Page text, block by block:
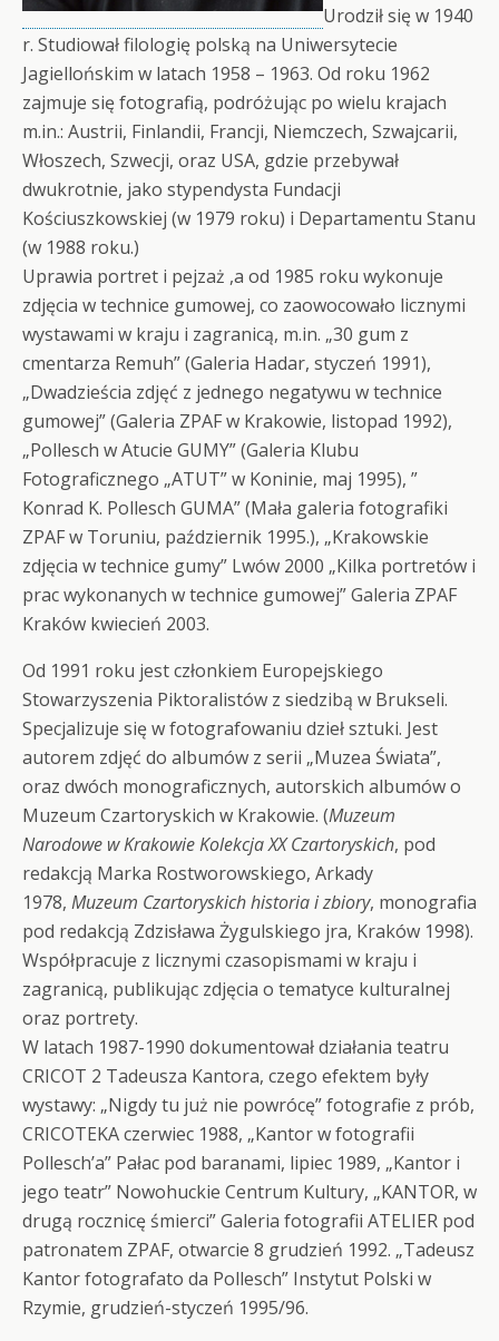
Urodził się w 1940
r. Studiował filologię polską na Uniwersytecie
Jagiellońskim w latach 1958 – 1963. Od roku 1962
zajmuje się fotografią, podróżując po wielu krajach
m.in.: Austrii, Finlandii, Francji, Niemczech, Szwajcarii,
Włoszech, Szwecji, oraz USA, gdzie przebywał
dwukrotnie, jako stypendysta Fundacji
Kościuszkowskiej (w 1979 roku) i Departamentu Stanu
(w 1988 roku.)
Uprawia portret i pejzaż ,a od 1985 roku wykonuje
zdjęcia w technice gumowej, co zaowocowało licznymi
wystawami w kraju i zagranicą, m.in. „30 gum z
cmentarza Remuh” (Galeria Hadar, styczeń 1991),
„Dwadzieścia zdjęć z jednego negatywu w technice
gumowej” (Galeria ZPAF w Krakowie, listopad 1992),
„Pollesch w Atucie GUMY” (Galeria Klubu
Fotograficznego „ATUT” w Koninie, maj 1995), ”
Konrad K. Pollesch GUMA” (Mała galeria fotografiki
ZPAF w Toruniu, październik 1995.), „Krakowskie
zdjęcia w technice gumy” Lwów 2000 „Kilka portretów i
prac wykonanych w technice gumowej” Galeria ZPAF
Kraków kwiecień 2003.
Od 1991 roku jest członkiem Europejskiego
Stowarzyszenia Piktoralistów z siedzibą w Brukseli.
Specjalizuje się w fotografowaniu dzieł sztuki. Jest
autorem zdjęć do albumów z serii „Muzea Świata”,
oraz dwóch monograficznych, autorskich albumów o
Muzeum Czartoryskich w Krakowie. (Muzeum
Narodowe w Krakowie Kolekcja XX Czartoryskich, pod
redakcją Marka Rostworowskiego, Arkady
1978, Muzeum Czartoryskich historia i zbiory, monografia
pod redakcją Zdzisława Żygulskiego jra, Kraków 1998).
Współpracuje z licznymi czasopismami w kraju i
zagranicą, publikując zdjęcia o tematyce kulturalnej
oraz portrety.
W latach 1987-1990 dokumentował działania teatru
CRICOT 2 Tadeusza Kantora, czego efektem były
wystawy: „Nigdy tu już nie powrócę” fotografie z prób,
CRICOTEKA czerwiec 1988, „Kantor w fotografii
Pollesch’a” Pałac pod baranami, lipiec 1989, „Kantor i
jego teatr” Nowohuckie Centrum Kultury, „KANTOR, w
drugą rocznicę śmierci” Galeria fotografii ATELIER pod
patronatem ZPAF, otwarcie 8 grudzień 1992. „Tadeusz
Kantor fotografato da Pollesch” Instytut Polski w
Rzymie, grudzień-styczeń 1995/96.